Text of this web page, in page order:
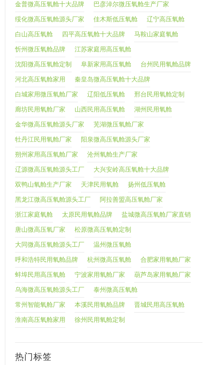
金普微高压氧舱十大品牌 巴彦淖尔微压氧舱生产厂家
绥化微高压氧舱源头厂家 佳木斯低压氧舱 辽宁高压氧舱
白山高压氧舱 四平高压氧舱十大品牌 马鞍山家庭氧舱
忻州微压氧舱品牌 江苏家庭用高压氧舱
沈阳微高压氧舱定制 阜新家用高压氧舱 台州民用氧舱品牌
河北高压氧舱家用 秦皇岛微高压氧舱十大品牌
白城家用微压氧舱厂家 辽阳低压氧舱 邢台民用氧舱定制
廊坊民用氧舱厂家 山西民用高压氧舱 湖州民用氧舱
金华微高压氧舱源头厂家 芜湖微压氧舱厂家
牡丹江民用氧舱厂家 阳泉微高压氧舱源头厂家
朔州家用高压氧舱厂家 沧州氧舱生产厂家
辽源微高压氧舱源头工厂 大兴安岭高压氧舱十大品牌
双鸭山氧舱生产厂家 天津民用氧舱 扬州低压氧舱
黑龙江微高压氧舱源头工厂 阿拉善盟高压氧舱厂家
浙江家庭氧舱 太原民用氧舱品牌 盐城微高压氧舱厂家直销
唐山微高压氧厂家 松原微高压氧舱定制
大同微高压氧舱源头工厂 温州微压氧舱
呼和浩特民用氧舱品牌 杭州微高压氧舱 合肥家用氧舱厂家
蚌埠民用高压氧舱 宁波家用氧舱厂家 葫芦岛家用氧舱厂家
乌海微高压氧舱源头工厂 泰州微高压氧舱
常州智能氧舱厂家 本溪民用氧舱品牌 晋城民用高压氧舱
淮南高压氧舱家用 徐州民用氧舱定制
热门标签